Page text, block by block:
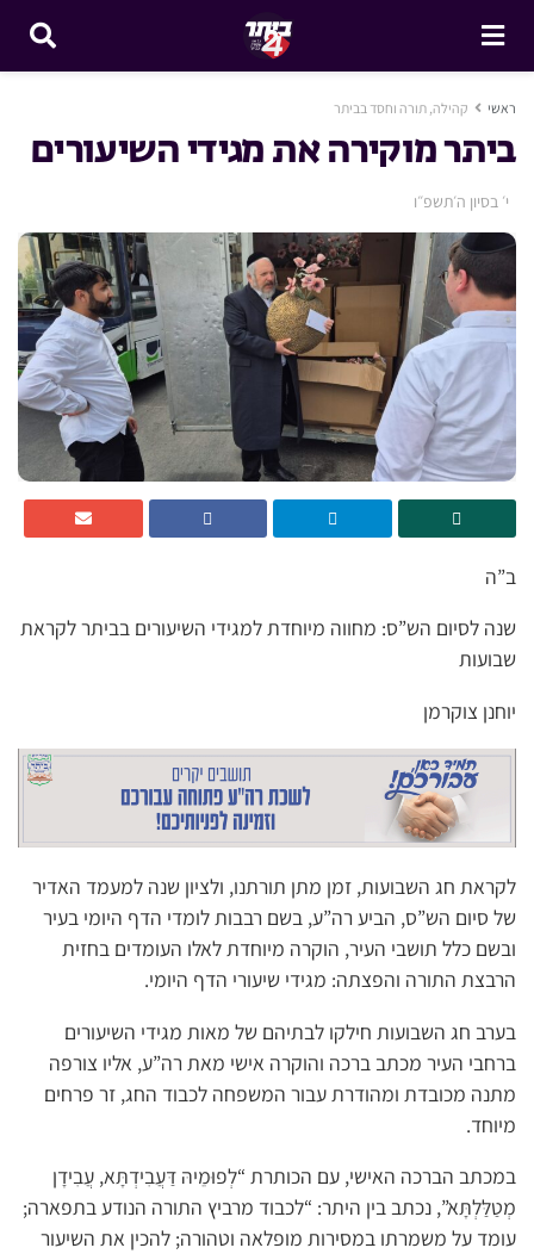
ראשי קהילה, תורה וחסד בביתר
ביתר מוקירה את מגידי השיעורים
י׳ בסיון ה׳תשפ״ו
ב”ה
שנה לסיום הש”ס: מחווה מיוחדת למגידי השיעורים בביתר לקראת
שבועות
יוחנן צוקרמן
לקראת חג השבועות, זמן מתן תורתנו, ולציון שנה למעמד האדיר
של סיום הש”ס, הביע רה”ע, בשם רבבות לומדי הדף היומי בעיר
ובשם כלל תושבי העיר, הוקרה מיוחדת לאלו העומדים בחזית
הרבצת התורה והפצתה: מגידי שיעורי הדף היומי.
בערב חג השבועות חילקו לבתיהם של מאות מגידי השיעורים
ברחבי העיר מכתב ברכה והוקרה אישי מאת רה”ע, אליו צורפה
מתנה מכובדת ומהודרת עבור המשפחה לכבוד החג, זר פרחים
מיוחד.
במכתב הברכה האישי, עם הכותרת “לְפוּמֵיהּ דַּעֲבִידְתָּא, עֲבִידָן
מְטַלַּלְתָּא”, נכתב בין היתר: “לכבוד מרביץ התורה הנודע בתפארה;
עומד על משמרתו במסירות מופלאה וטהורה; להכין את השיעור